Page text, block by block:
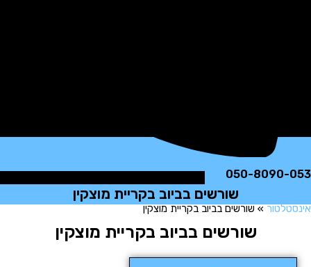
050-
שורשים בביוב בקריית מוצקין
»שורשים בביוב בקריית מוצקין
שורשים בביוב בקריית מוצקין